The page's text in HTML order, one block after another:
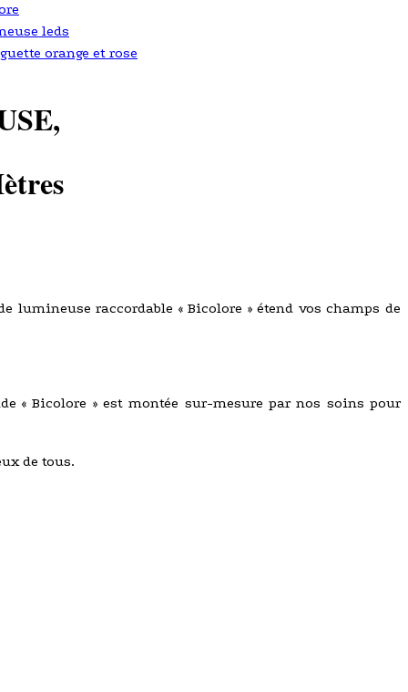
leds
orange et rose
raccordable « Bicolore » étend vos champs de
« Bicolore » est montée sur-mesure par nos soins pour
de tous.